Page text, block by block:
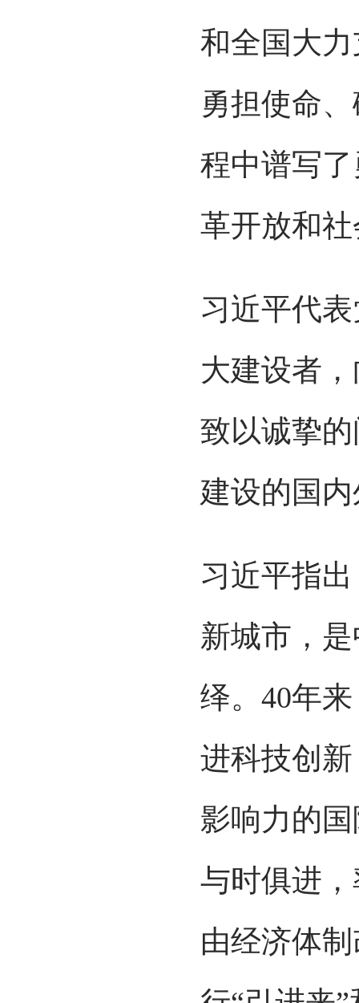
和全国大
勇担使命
程中谱写
革开放和
习近平代
大建设者
致以诚挚
建设的国
习近平指
新城市，
绎。40年
进科技创
影响力的
与时俱进
由经济体